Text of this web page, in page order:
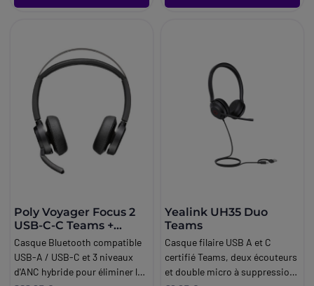
Poly Voyager Focus 2
USB-C-C Teams +
adaptateur USB-C/A
Casque Bluetooth compatible
USB-A / USB-C et 3 niveaux
d'ANC hybride pour éliminer les
Yealink UH35 Duo
Teams
Casque filaire USB A et C
certifié Teams, deux écouteurs
et double micro à suppression